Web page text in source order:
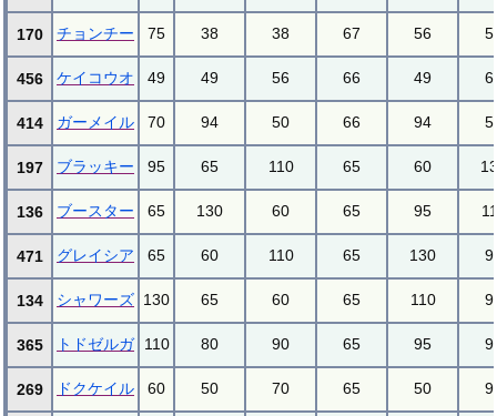
170 チョンチー 75 38 38 67 56
456 ケイコウオ 49 49 56 66 49
414 ガーメイル 70 94 50 66 94
197 ブラッキー 95 65 110 65 60
136 ブースター 65 130 60 65 95
471 グレイシア 65 60 110 65 130
134 シャワーズ 130 65 60 65 110
365 トドゼルガ 110 80 90 65 95
269 ドクケイル 60 50 70 65 50